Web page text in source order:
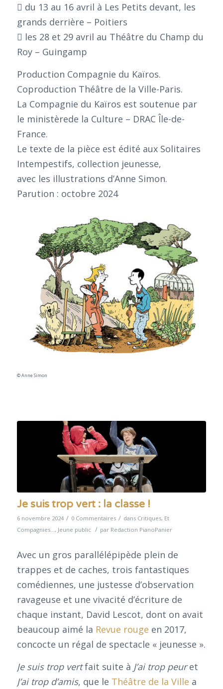
 du 13 au 16 avril à Les Petits devant, les
grands derrière – Poitiers
 les 28 et 29 avril au Théâtre du Champ du
Roy – Guingamp
Production Compagnie du Kaïros.
Coproduction Théâtre de la Ville-Paris.
La Compagnie du Kaïros est soutenue par
le ministèrede la Culture – DRAC Île-de-
France.
Le texte de la pièce est édité aux Solitaires
Intempestifs, collection jeunesse,
avec les illustrations d’Anne Simon.
Parution : octobre 2024
© Anne Simon
Je suis trop vert : la classe !
6 novembre 2024 / 0 Commentaires / dans Critiques, Et
Compagnies..., Jeune public / par Redaction PianoPanier
Avec un gros parallélépipède plein de
trappes et de caches, trois fantastiques
comédiennes, une justesse d’observation
ravageuse et une vivacité d’écriture de
chaque instant, David Lescot, dont on avait
beaucoup aimé la Revue rouge en 2017,
concocte un régal de spectacle « jeunesse ».
Je suis trop vertfait suite à J’ai trop peuret
J’ai trop d’amis, que le Théâtre de la Ville a